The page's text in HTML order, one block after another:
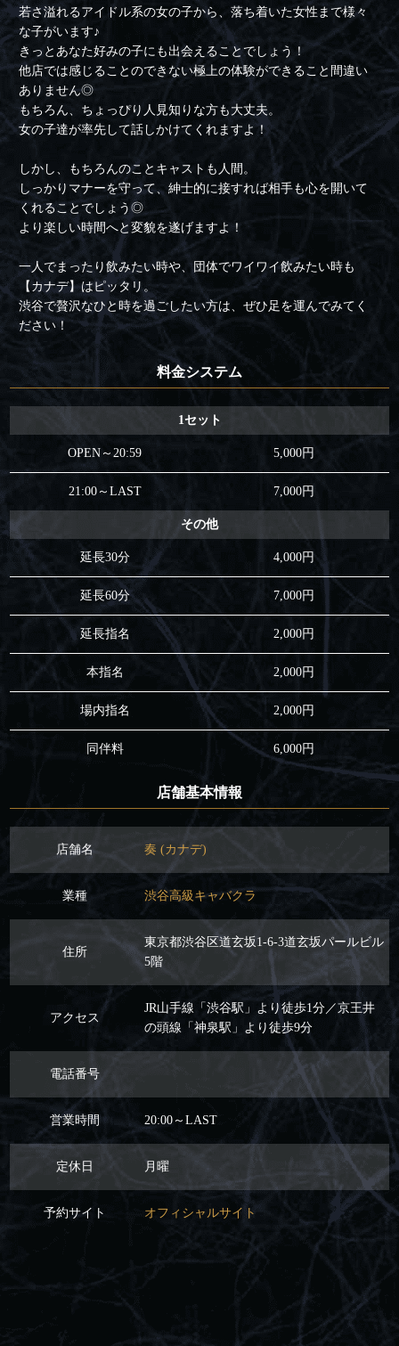
若さ溢れるアイドル系の女の子から、落ち着いた女性まで様々
な子がいます♪
きっとあなた好みの子にも出会えることでしょう！
他店では感じることのできない極上の体験ができること間違い
ありません◎
もちろん、ちょっぴり人見知りな方も大丈夫。
女の子達が率先して話しかけてくれますよ！
しかし、もちろんのことキャストも人間。
しっかりマナーを守って、紳士的に接すれば相手も心を開いて
くれることでしょう◎
より楽しい時間へと変貌を遂げますよ！
一人でまったり飲みたい時や、団体でワイワイ飲みたい時も
【カナデ】はピッタリ。
渋谷で贅沢なひと時を過ごしたい方は、ぜひ足を運んでみてく
ださい！
料金システム
1セット
OPEN～20:59 5,000円
21:00～LAST 7,000円
その他
延長30分 4,000円
延長60分 7,000円
延長指名 2,000円
本指名 2,000円
場内指名 2,000円
同伴料 6,000円
店舗基本情報
店舗名 奏 (カナデ)
業種 渋谷高級キャバクラ
住所
東京都渋谷区道玄坂1-6-3道玄坂パールビル
5階
アクセス
JR山手線「渋谷駅」より徒歩1分／京王井
の頭線「神泉駅」より徒歩9分
電話番号
営業時間 20:00～LAST
定休日 月曜
予約サイト オフィシャルサイト